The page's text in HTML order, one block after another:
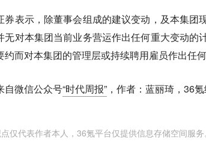
券表示，除董事会组成的建议变动，及本集团
无对本集团当前业务营运作出任何重大变动的
约而对本集团的管理层或持续聘用雇员作出任何
自微信公众号“时代周报” ，作者：蓝丽琦，36氪
仅代表作者本人，36氪平台仅提供信息存储空间服务